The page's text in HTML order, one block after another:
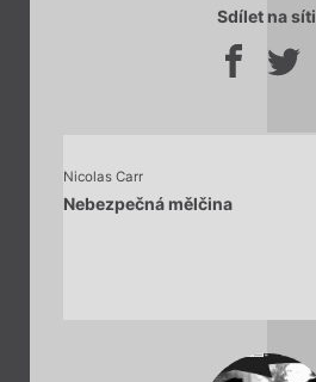
Sdílet na síti
Nicolas Carr
Nebezpečná mělčina